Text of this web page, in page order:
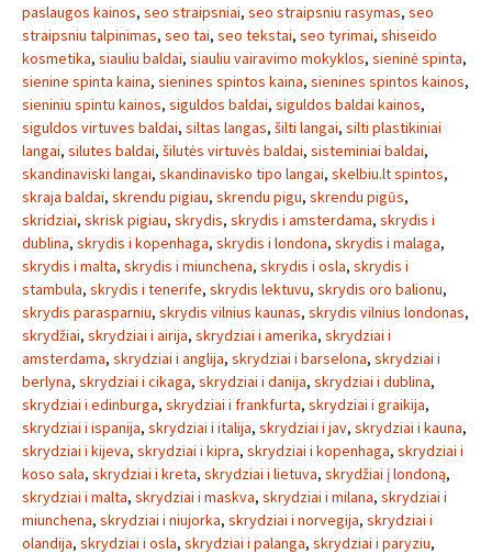
paslaugos kainos, seo straipsniai, seo straipsniu rasymas, seo
straipsniu talpinimas, seo tai, seo tekstai, seo tyrimai, shiseido
kosmetika, siauliu baldai, siauliu vairavimo mokyklos, sieninė spinta,
sienine spinta kaina, sienines spintos kaina, sienines spintos kainos,
sieniniu spintu kainos, siguldos baldai, siguldos baldai kainos,
siguldos virtuves baldai, siltas langas, šilti langai, silti plastikiniai
langai, silutes baldai, šilutės virtuvės baldai, sisteminiai baldai,
skandinaviski langai, skandinavisko tipo langai, skelbiu.lt spintos,
skraja baldai, skrendu pigiau, skrendu pigu, skrendu pigūs,
skridziai, skrisk pigiau, skrydis, skrydis i amsterdama, skrydis i
dublina, skrydis i kopenhaga, skrydis i londona, skrydis i malaga,
skrydis i malta, skrydis i miunchena, skrydis i osla, skrydis i
stambula, skrydis i tenerife, skrydis lektuvu, skrydis oro balionu,
skrydis parasparniu, skrydis vilnius kaunas, skrydis vilnius londonas,
skrydžiai, skrydziai i airija, skrydziai i amerika, skrydziai i
amsterdama, skrydziai i anglija, skrydziai i barselona, skrydziai i
berlyna, skrydziai i cikaga, skrydziai i danija, skrydziai i dublina,
skrydziai i edinburga, skrydziai i frankfurta, skrydziai i graikija,
skrydziai i ispanija, skrydziai i italija, skrydziai i jav, skrydziai i kauna,
skrydziai i kijeva, skrydziai i kipra, skrydziai i kopenhaga, skrydziai i
koso sala, skrydziai i kreta, skrydziai i lietuva, skrydžiai į londoną,
skrydziai i malta, skrydziai i maskva, skrydziai i milana, skrydziai i
miunchena, skrydziai i niujorka, skrydziai i norvegija, skrydziai i
olandija, skrydziai i osla, skrydziai i palanga, skrydziai i paryziu,